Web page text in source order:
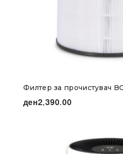
Филтер за прочистувач
ден2,390.00